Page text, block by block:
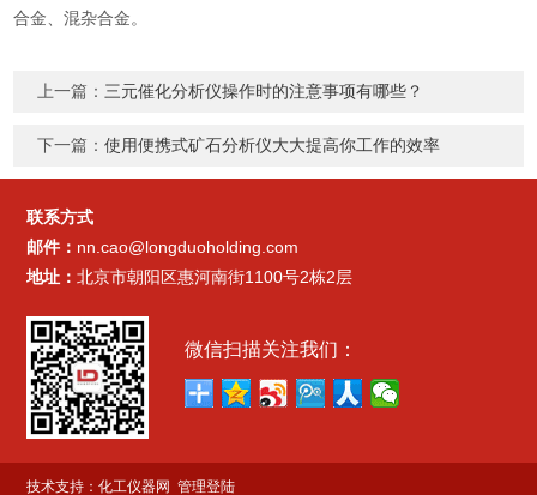
合金、混杂合金。
上一篇：三元催化分析仪操作时的注意事项有哪些？
下一篇：使用便携式矿石分析仪大大提高你工作的效率
联系方式
邮件： nn.cao@longduoholding.com
地址：北京市朝阳区惠河南街1100号2栋2层
微信扫描关注我们：
技术支持：化工仪器网 管理登陆